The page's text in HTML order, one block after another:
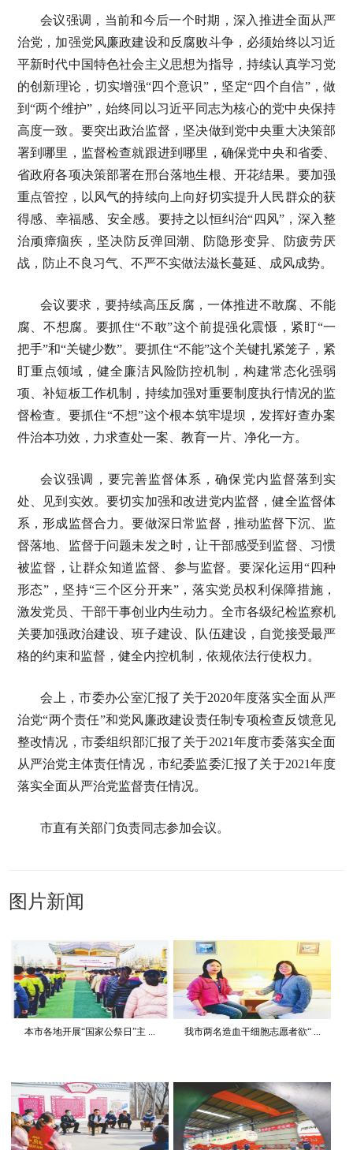
会议强调，当前和今后一个时期，深入推进全面从严
治党，加强党风廉政建设和反腐败斗争，必须始终以习近
平新时代中国特色社会主义思想为指导，持续认真学习党
的创新理论，切实增强“四个意识”，坚定“四个自信”，做
到“两个维护”，始终同以习近平同志为核心的党中央保持
高度一致。要突出政治监督，坚决做到党中央重大决策部
署到哪里，监督检查就跟进到哪里，确保党中央和省委、
省政府各项决策部署在邢台落地生根、开花结果。要加强
重点管控，以风气的持续向上向好切实提升人民群众的获
得感、幸福感、安全感。要持之以恒纠治“四风”，深入整
治顽瘴痼疾，坚决防反弹回潮、防隐形变异、防疲劳厌
战，防止不良习气、不严不实做法滋长蔓延、成风成势。
会议要求，要持续高压反腐，一体推进不敢腐、不能
腐、不想腐。要抓住“不敢”这个前提强化震慑，紧盯“一
把手”和“关键少数”。要抓住“不能”这个关键扎紧笼子，紧
盯重点领域，健全廉洁风险防控机制，构建常态化强弱
项、补短板工作机制，持续加强对重要制度执行情况的监
督检查。要抓住“不想”这个根本筑牢堤坝，发挥好查办案
件治本功效，力求查处一案、教育一片、净化一方。
会议强调，要完善监督体系，确保党内监督落到实
处、见到实效。要切实加强和改进党内监督，健全监督体
系，形成监督合力。要做深日常监督，推动监督下沉、监
督落地、监督于问题未发之时，让干部感受到监督、习惯
被监督，让群众知道监督、参与监督。要深化运用“四种
形态”，坚持“三个区分开来”，落实党员权利保障措施，
激发党员、干部干事创业内生动力。全市各级纪检监察机
关要加强政治建设、班子建设、队伍建设，自觉接受最严
格的约束和监督，健全内控机制，依规依法行使权力。
会上，市委办公室汇报了关于2020年度落实全面从严
治党“两个责任”和党风廉政建设责任制专项检查反馈意见
整改情况，市委组织部汇报了关于2021年度市委落实全面
从严治党主体责任情况，市纪委监委汇报了关于2021年度
落实全面从严治党监督责任情况。
市直有关部门负责同志参加会议。
图片新闻
本市各地开展“国家公祭日”主 ... 我市两名造血干细胞志愿者欲“ ...